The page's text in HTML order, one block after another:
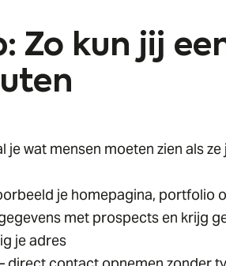
kun jij
wat mensen moeten zien als
je homepagina, portfolio
met prospects en krijg
je adres